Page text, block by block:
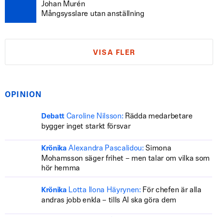
Johan Murén
Mångsysslare utan anställning
VISA FLER
OPINION
Debatt Caroline Nilsson: Rädda medarbetare
bygger inget starkt försvar
Krönika Alexandra Pascalidou: Simona
Mohamsson säger frihet – men talar om vilka som
hör hemma
Krönika Lotta Ilona Häyrynen: För chefen är alla
andras jobb enkla – tills AI ska göra dem